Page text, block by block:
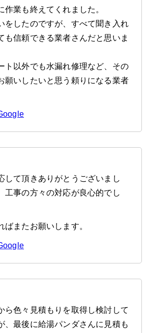
作業も終えてくれました。
をしたのですが、すべて聞き入れ
も信頼できる業者さんだと思いま
ト以外でも水漏れ修理など、その
願いしたいと思う頼りになる業者
して頂きありがとうございまし
工事の方々の対応が良心的でし
ばまたお願いします。
ら色々見積もりを取得し検討して
、最後に給湯パンダさんに見積も